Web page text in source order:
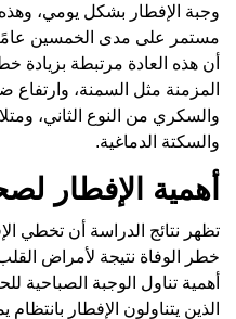
وجبة الإفطار بشكل يومي،
مستمر على مدى الخمسين عامًا
أن هذه العادة مرتبطة بزيادة
المزمنة مثل السمنة،
والسكري من النوع الثاني،
والسكتة الدماغية.
أهمية الإفطار
تظهر نتائج الدراسة أن تخطي
خطر الوفاة نتيجة لأمراض
أهمية تناول الوجبة
الذين يتناولون الإفطار